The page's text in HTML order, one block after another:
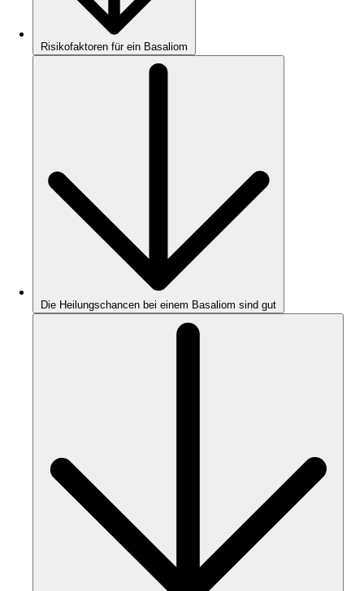
Risikofaktoren für ein Basaliom
Die Heilungschancen bei einem Basaliom sind gut